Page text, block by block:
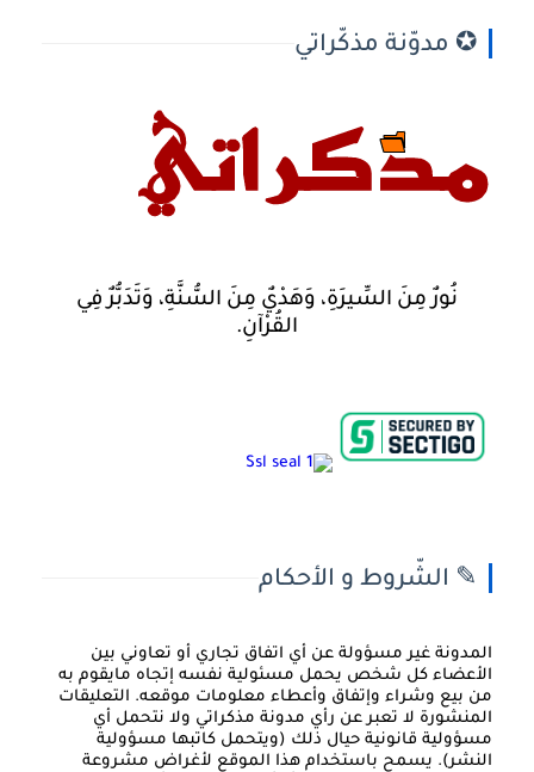
✪ مدوّنة مذكّراتي
نُورٌ مِنَ السِّيرَةِ، وَهَدْيٌ مِنَ السُّنَّةِ، وَتَدَبُّرٌ فِي
القُرْآنِ.
✎ الشّروط و الأحكام
المدونة غير مسؤولة عن أي اتفاق تجاري أو تعاوني بين
الأعضاء كل شخص يحمل مسئولية نفسه إتجاه مايقوم به
من بيع وشراء وإتفاق وأعطاء معلومات موقعه. التعليقات
المنشورة لا تعبر عن رأي مدونة مذكراتي ولا نتحمل أي
مسؤولية قانونية حيال ذلك (ويتحمل كاتبها مسؤولية
النشر). يسمح باستخدام هذا الموقع لأغراض مشروعة